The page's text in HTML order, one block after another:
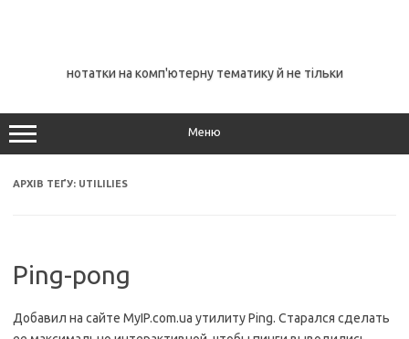
нотатки на комп'ютерну тематику й не тільки
Меню
АРХІВ ТЕҐУ: UTILILIES
Ping-pong
Добавил на сайте MyIP.com.ua утилиту Ping. Старался сделать